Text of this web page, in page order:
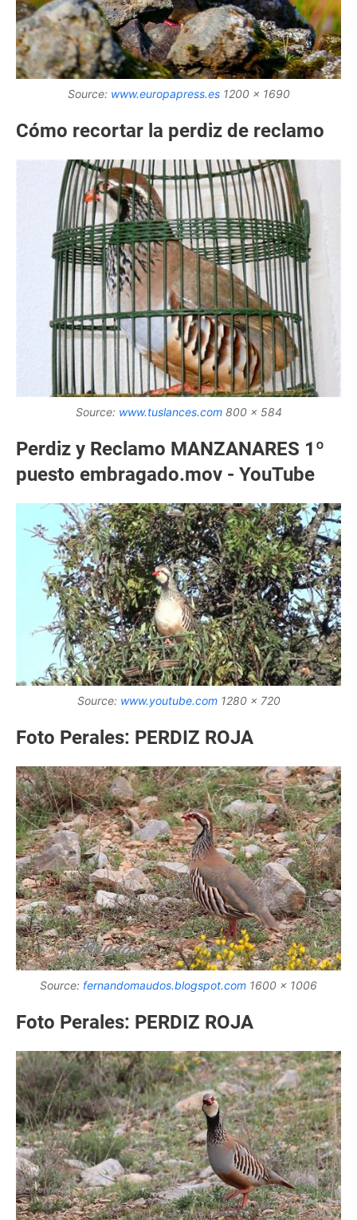
Source: www.europapress.es1200 x 1690
Cómo recortar la perdiz de reclamo
Source: www.tuslances.com800 x 584
Perdiz y Reclamo MANZANARES 1º
puesto embragado.mov - YouTube
Source: www.youtube.com1280 x 720
Foto Perales: PERDIZ ROJA
Source: fernandomaudos.blogspot.com 1600 x 1006
Foto Perales: PERDIZ ROJA